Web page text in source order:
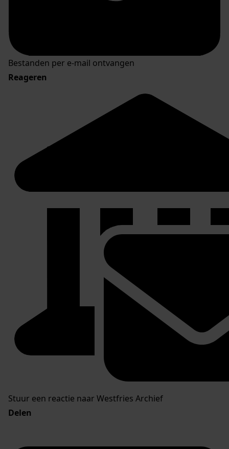
Bestanden per e-mail ontvangen
Reageren
Stuur een reactie naar Westfries Archief
Delen